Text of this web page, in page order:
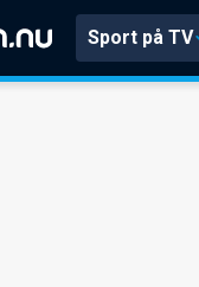
Sport på TV